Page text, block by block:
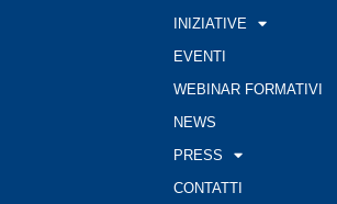
INIZIATIVE
EVENTI
WEBINAR FORMATIVI
NEWS
PRESS
CONTATTI